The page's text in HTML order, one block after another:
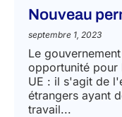
Nouveau
septembre 1, 2023
Le
opportunité pour
UE : il s'agit de
étrangers ayant
travail...